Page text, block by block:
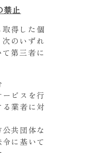
禁止
得した個
のいずれ
第三者に
ビスを行
業者に対
共団体な
に基いて